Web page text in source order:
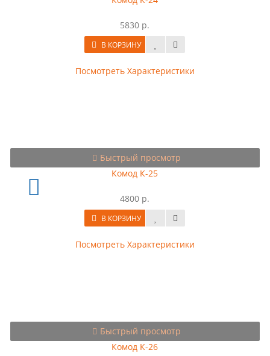
5830 р.
В КОРЗИНУ
Посмотреть Характеристики
Быстрый просмотр
Комод К-25
4800 р.
В КОРЗИНУ
Посмотреть Характеристики
Быстрый просмотр
Комод К-26